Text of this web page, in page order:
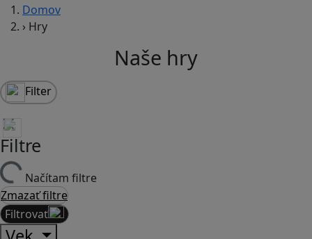
Domov
› Hry
Naše hry
Filter
Filtre
Načítam filtre
Zmazať filtre
Filtrovať